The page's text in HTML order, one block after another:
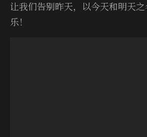
让我们告别昨天，以今天和明天
乐！